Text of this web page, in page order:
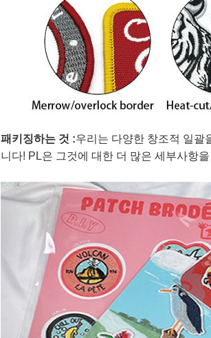
패키징하는 것 :우리는 다양한 창조적 일괄
니다! PL은 그것에 대한 더 많은 세부사항